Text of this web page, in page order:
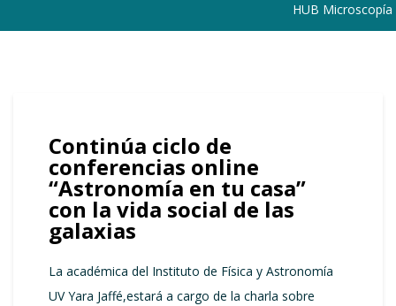
HUB Microscopía
Continúa ciclo de
conferencias online
“Astronomía en tu casa”
con la vida social de las
galaxias
La académica del Instituto de Física y Astronomía
UV Yara Jaffé,estará a cargo de la charla sobre